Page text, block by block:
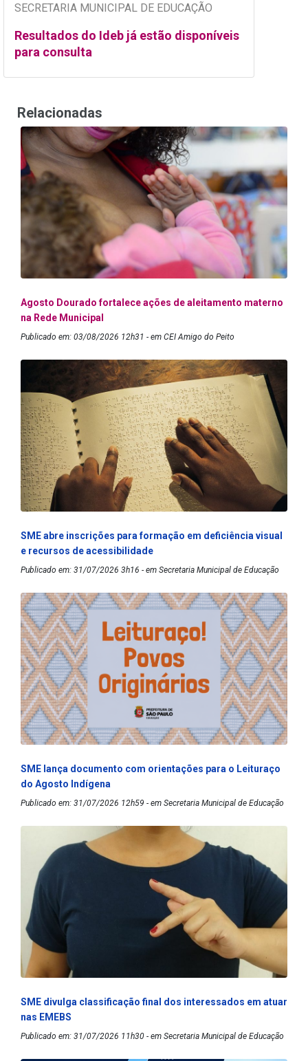
SECRETARIA MUNICIPAL DE EDUCAÇÃO
Resultados do Ideb já estão disponíveis
para consulta
Relacionadas
Agosto Dourado fortalece ações de aleitamento materno
na Rede Municipal
Publicado em: 03/08/2026 12h31 - em CEI Amigo do Peito
SME abre inscrições para formação em deficiência visual
e recursos de acessibilidade
Publicado em: 31/07/2026 3h16 - em Secretaria Municipal de Educação
SME lança documento com orientações para o Leituraço
do Agosto Indígena
Publicado em: 31/07/2026 12h59 - em Secretaria Municipal de Educação
SME divulga classificação final dos interessados em atuar
nas EMEBS
Publicado em: 31/07/2026 11h30 - em Secretaria Municipal de Educação